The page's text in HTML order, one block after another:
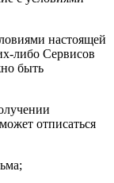
настоящей
либо Сервисов
быть
отписаться